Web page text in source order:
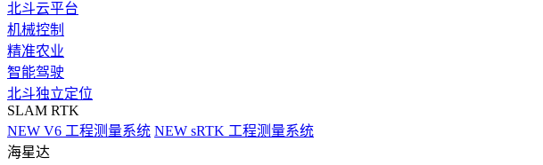
北斗云平台
机械控制
精准农业
智能驾驶
北斗独立定位
SLAM RTK
NEW V6 工程测量系统 NEW sRTK 工程测量系统
海星达